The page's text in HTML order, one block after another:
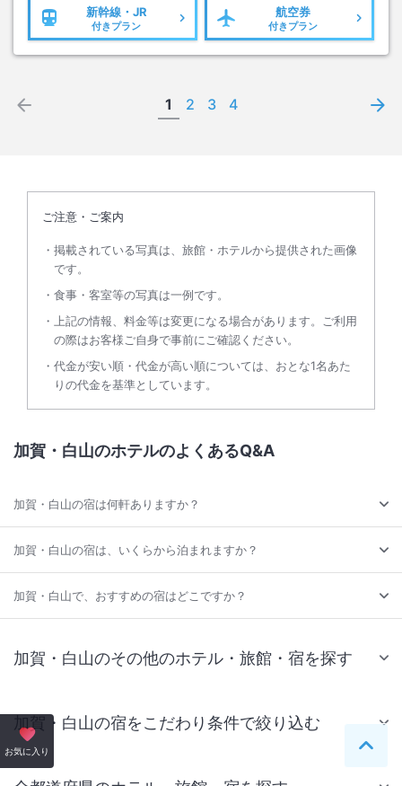
新幹線・JR
付きプラン
航空券
付きプラン
1 2 3 4
ご注意・ご案内
掲載されている写真は、旅館・ホテルから提供された画像
です。
食事・客室等の写真は一例です。
上記の情報、料金等は変更になる場合があります。ご利用
の際はお客様ご自身で事前にご確認ください。
代金が安い順・代金が高い順については、おとな1名あた
りの代金を基準としています。
お気に入り ペー
加賀・白山のホテルのよくあるQ&A
加賀・白山の宿は何軒ありますか？
加賀・白山の宿は、いくらから泊まれますか？
加賀・白山で、おすすめの宿はどこですか？
加賀・白山のその他のホテル・旅館・宿を探す
加賀・白山の宿をこだわり条件で絞り込む